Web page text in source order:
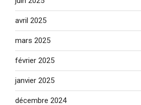
avril 2025
mars 2025
février 2025
janvier 2025
décembre 2024